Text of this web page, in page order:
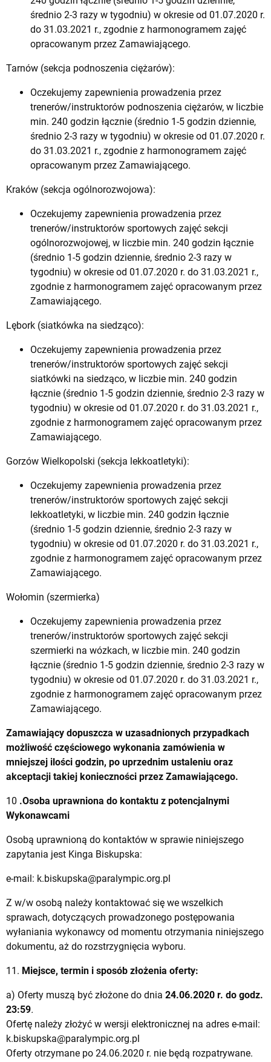
średnio 2-3 razy w tygodniu) w okresie od 01.07.2020 r.
do 31.03.2021 r., zgodnie z harmonogramem zajęć
opracowanym przez Zamawiającego.
Tarnów (sekcja podnoszenia ciężarów):
Oczekujemy zapewnienia prowadzenia przez
trenerów/instruktorów podnoszenia ciężarów, w liczbie
min. 240 godzin łącznie (średnio 1-5 godzin dziennie,
średnio 2-3 razy w tygodniu) w okresie od 01.07.2020 r.
do 31.03.2021 r., zgodnie z harmonogramem zajęć
opracowanym przez Zamawiającego.
Kraków (sekcja ogólnorozwojowa):
Oczekujemy zapewnienia prowadzenia przez
trenerów/instruktorów sportowych zajęć sekcji
ogólnorozwojowej, w liczbie min. 240 godzin łącznie
(średnio 1-5 godzin dziennie, średnio 2-3 razy w
tygodniu) w okresie od 01.07.2020 r. do 31.03.2021 r.,
zgodnie z harmonogramem zajęć opracowanym przez
Zamawiającego.
Lębork (siatkówka na siedząco):
Oczekujemy zapewnienia prowadzenia przez
trenerów/instruktorów sportowych zajęć sekcji
siatkówki na siedząco, w liczbie min. 240 godzin
łącznie (średnio 1-5 godzin dziennie, średnio 2-3 razy w
tygodniu) w okresie od 01.07.2020 r. do 31.03.2021 r.,
zgodnie z harmonogramem zajęć opracowanym przez
Zamawiającego.
Gorzów Wielkopolski (sekcja lekkoatletyki):
Oczekujemy zapewnienia prowadzenia przez
trenerów/instruktorów sportowych zajęć sekcji
lekkoatletyki, w liczbie min. 240 godzin łącznie
(średnio 1-5 godzin dziennie, średnio 2-3 razy w
tygodniu) w okresie od 01.07.2020 r. do 31.03.2021 r.,
zgodnie z harmonogramem zajęć opracowanym przez
Zamawiającego.
Wołomin (szermierka)
Oczekujemy zapewnienia prowadzenia przez
trenerów/instruktorów sportowych zajęć sekcji
szermierki na wózkach, w liczbie min. 240 godzin
łącznie (średnio 1-5 godzin dziennie, średnio 2-3 razy w
tygodniu) w okresie od 01.07.2020 r. do 31.03.2021 r.,
zgodnie z harmonogramem zajęć opracowanym przez
Zamawiającego.
Zamawiający dopuszcza w uzasadnionych przypadkach
możliwość częściowego wykonania zamówienia w
mniejszej ilości godzin, po uprzednim ustaleniu oraz
akceptacji takiej konieczności przez Zamawiającego.
10 .Osoba uprawniona do kontaktu z potencjalnymi
Wykonawcami
Osobą uprawnioną do kontaktów w sprawie niniejszego
zapytania jest Kinga Biskupska:
e-mail: k.biskupska@paralympic.org.pl
Z w/w osobą należy kontaktować się we wszelkich
sprawach, dotyczących prowadzonego postępowania
wyłaniania wykonawcy od momentu otrzymania niniejszego
dokumentu, aż do rozstrzygnięcia wyboru.
11. Miejsce, termin i sposób złożenia oferty:
a) Oferty muszą być złożone do dnia 24.06.2020 r. do godz.
23:59.
Ofertę należy złożyć w wersji elektronicznej na adres e-mail:
k.biskupska@paralympic.org.pl
Oferty otrzymane po 24.06.2020 r. nie będą rozpatrywane.